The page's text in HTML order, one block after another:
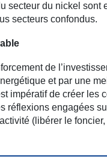
secteur du nickel sont
secteurs confondus.
de
et par une
impératif de créer les
réflexions engagées
(libérer le